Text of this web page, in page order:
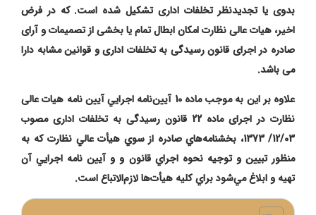
بدوی یا تجدیدنظر تخلفات اداری تشکیل شده است. که در فرض
اخیر، هیات عالی نظارت امکان ابطال تمام یا بخشی از تصمیمات و آرای
صادره در اجرای قانون رسیدگی به تخلفات اداری و قوانین مشابه دارا
می باشد.
علاوه بر این به موجب ماده 10 آيين‌نامه اجرايي آیین نامه هیات عالی
نظارت در اجرای ماده 22 قانون رسیدگی به تخلفات اداری مصوب
12/03/ 1373
، بخشنامه‌هاي صادره از سوي هيأ‌ت ‌عالي نظارت كه به
منظور تبيين و توجيه نحوه اجراي قانون و و آيين‌ نامه اجرايي آن
تهيه و ابلاغ مي‌شود براي كليه هيأت‌ها لازم‌الاتباع است.